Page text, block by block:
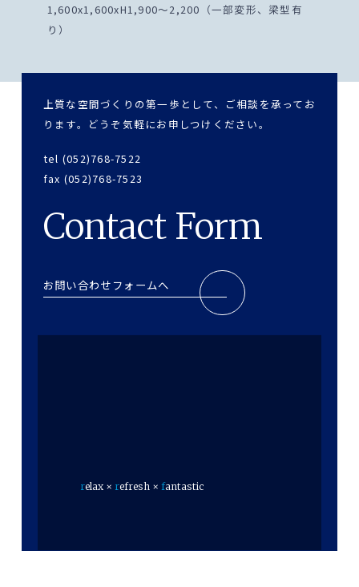
1,600x1,600xH1,900～2,200（一部変形、梁型有
り）
上質な空間づくりの第一歩として、ご相談を承ってお
ります。どうぞ気軽にお申しつけください。
tel (052)768-7522
fax (052)768-7523
Contact Form
お問い合わせフォームへ
relax × refresh ×fantastic